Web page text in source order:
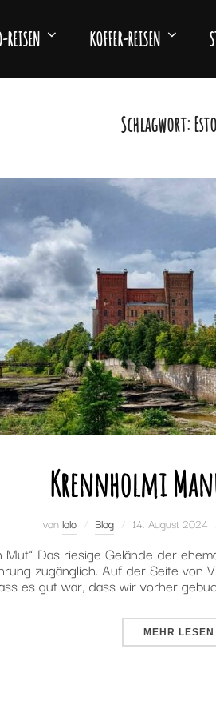
REISEN KOFFER-REISEN
Schlagwort:
Krennholmi
vonlolo Blog Veröffentlicht
14. August 2024
Das riesige Gelände der
zugänglich. Auf der Seite von
es gut war, dass wir vorher
MEHR ÜBER
LESEN